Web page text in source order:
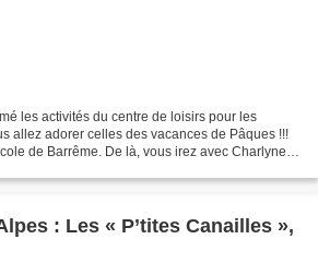
les activités du centre de loisirs pour les
allez adorer celles des vacances de Pâques !!!
de Barrême. De là, vous irez avec Charlyne et
: Les « P’tites Canailles »,